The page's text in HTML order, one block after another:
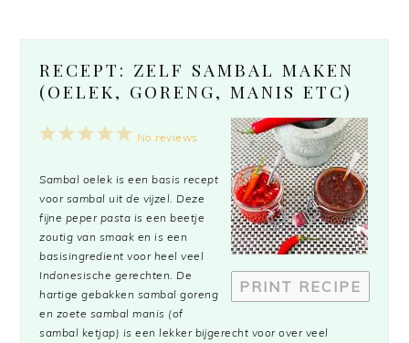
RECEPT: ZELF SAMBAL MAKEN
(OELEK, GORENG, MANIS ETC)
PRINT RECIPE
5
4
3
2
1
No reviews
Sambal oelek is een basis recept
voor sambal uit de vijzel. Deze
fijne peper pasta is een beetje
zoutig van smaak en is een
basisingredient voor heel veel
Indonesische gerechten. De
hartige gebakken sambal goreng
en zoete sambal manis (of
sambal ketjap) is een lekker bijgerecht voor over veel